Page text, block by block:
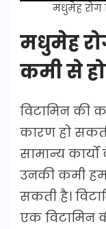
मधुमेह रोग
मधुमेह
कमी से
विटामिन की
कारण हो
सामान्य
उनकी कमी
सकती है।
एक विटामिन